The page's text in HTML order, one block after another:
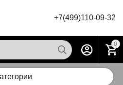
+7(499)110-09-32
0